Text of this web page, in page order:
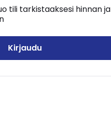
tili tarkistaaksesi hinnan ja
Kirjaudu